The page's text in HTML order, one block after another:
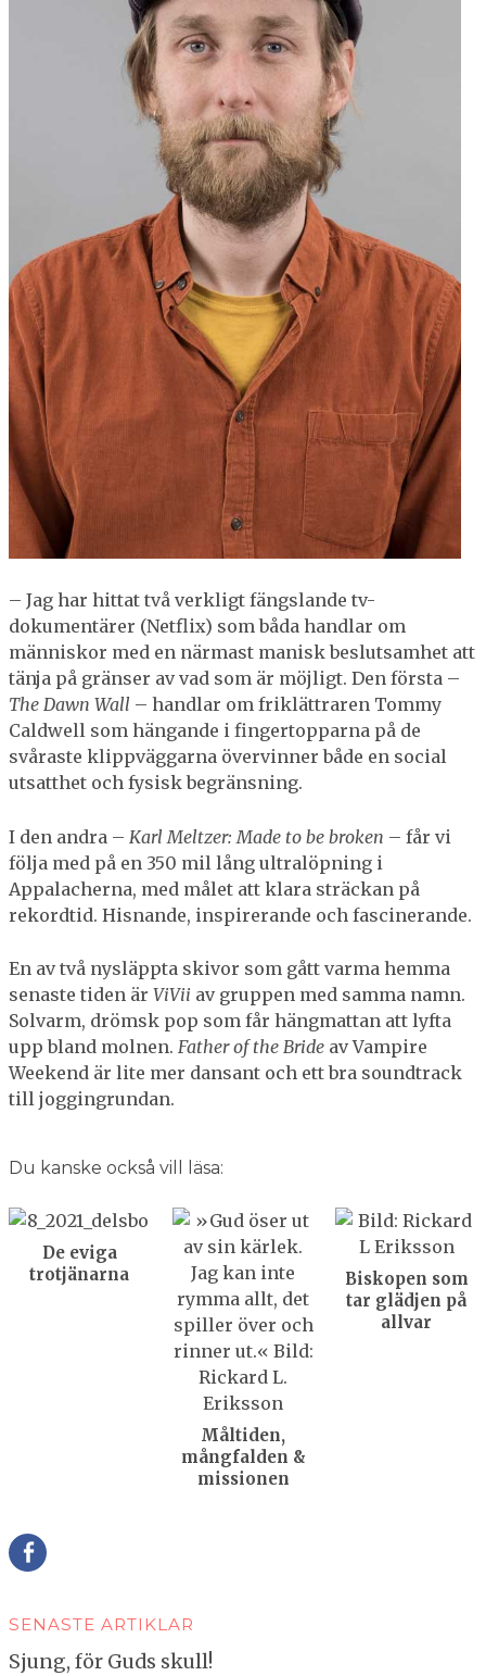
– Jag har hittat två verkligt fängslande tv-
dokumentärer (Netflix) som båda handlar om
människor med en närmast manisk beslutsamhet att
tänja på gränser av vad som är möjligt. Den första –
The Dawn Wall – handlar om friklättraren Tommy
Caldwell som hängande i fingertopparna på de
svåraste klippväggarna övervinner både en social
utsatthet och fysisk begränsning.
I den andra – Karl Meltzer: Made to be broken – får vi
följa med på en 350 mil lång ultralöpning i
Appalacherna, med målet att klara sträckan på
rekordtid. Hisnande, inspirerande och fascinerande.
En av två nysläppta skivor som gått varma hemma
senaste tiden ärViVii av gruppen med samma namn.
Solvarm, drömsk pop som får hängmattan att lyfta
upp bland molnen.Father of the Bride av Vampire
Weekend är lite mer dansant och ett bra soundtrack
till joggingrundan.
Du kanske också vill läsa:
De eviga
trotjänarna
Måltiden,
mångfalden &
missionen
Biskopen som
tar glädjen på
allvar
SENASTE ARTIKLAR
Sjung, för Guds skull!